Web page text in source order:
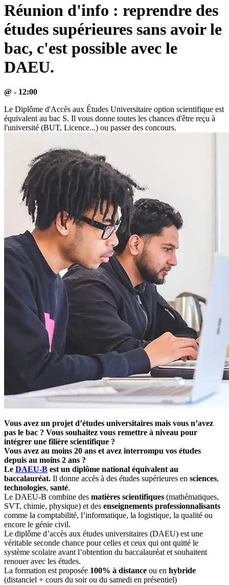
Réunion d'info : reprendre des
études supérieures sans avoir le
bac, c'est possible avec le
DAEU.
@ - 12:00
Le Diplôme d'Accès aux Études Universitaire option scientifique est
équivalent au bac S. Il vous donne toutes les chances d'être reçu à
l'université (BUT, Licence...) ou passer des concours.
Vous avez un projet d’études universitaires mais vous n’avez
pas le bac ? Vous souhaitez vous remettre à niveau pour
intégrer une filière scientifique ?
Vous avez au moins 20 ans et avez interrompu vos études
depuis au moins 2 ans ?
Le DAEU-B est un diplôme national équivalent au
baccalauréat. Il donne accès à des études supérieures en sciences,
technologies, santé.
Le DAEU-B combine des matières scientifiques (mathématiques,
SVT, chimie, physique) et des enseignements professionnalisants
comme la comptabilité, l’informatique, la logistique, la qualité ou
encore le génie civil.
Le diplôme d’accès aux études universitaires (DAEU) est une
véritable seconde chance pour celles et ceux qui ont quitté le
système scolaire avant l’obtention du baccalauréat et souhaitent
renouer avec les études.
La formation est proposée 100% à distance ou en hybride
(distanciel + cours du soir ou du samedi en présentiel)